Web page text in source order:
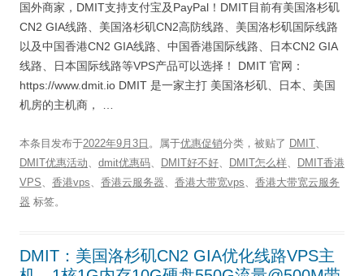
国外商家，DMIT支持支付宝及PayPal！DMIT目前有美国洛杉矶
CN2 GIA线路、美国洛杉矶CN2高防线路、美国洛杉矶国际线路
以及中国香港CN2 GIA线路、中国香港国际线路、日本CN2 GIA
线路、日本国际线路等VPS产品可以选择！ DMIT 官网：
https://www.dmit.io DMIT 是一家主打 美国洛杉矶、日本、美国
机房的主机商， …
本条目发布于2022年9月3日 。属于优惠促销分类，被贴了 DMIT、
DMIT优惠活动、 dmit优惠码、 DMIT好不好、 DMIT怎么样、
DMIT香港
VPS、 香港vps、 香港云服务器、 香港大带宽vps、 香港大带宽云服务
器 标签。
DMIT：美国洛杉矶CN2 GIA优化线路VPS主